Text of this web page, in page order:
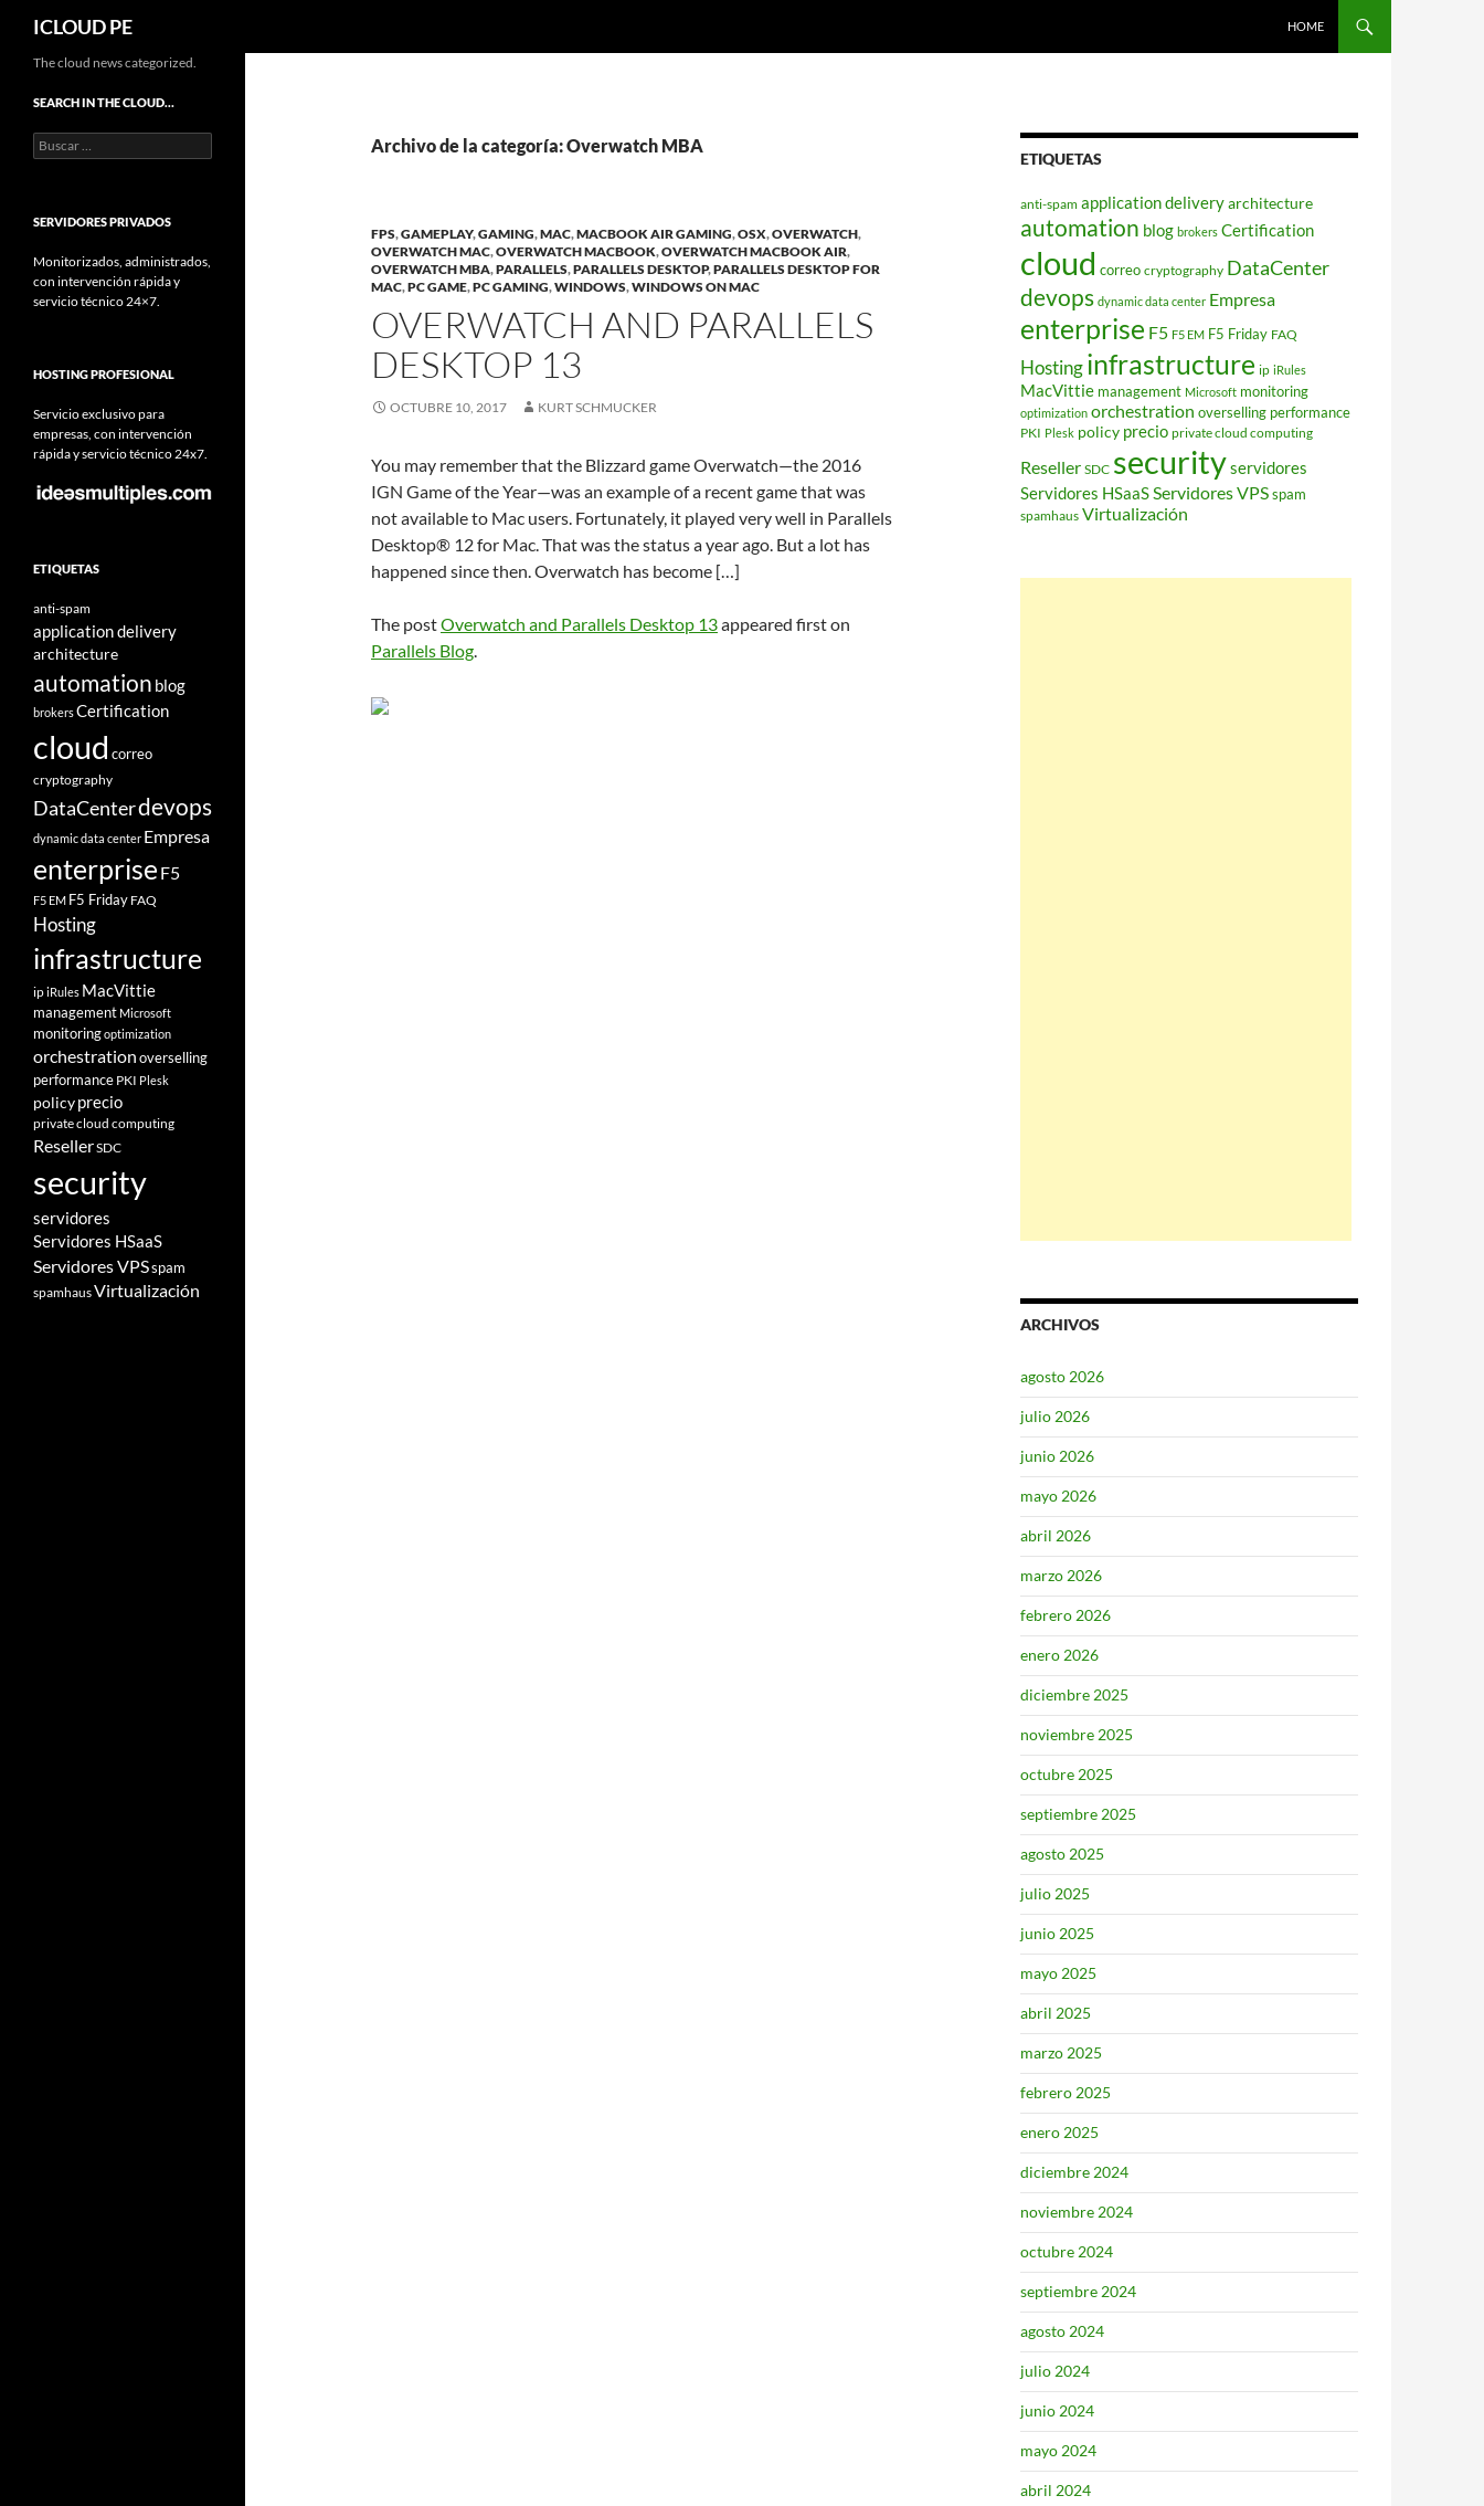
Saltar
contenido
ICLOUD PE HOME
Archivo de la categoría: Overwatch MBA
FPS,GAMEPLAY,GAMING,MAC,MACBOOK AIR GAMING,OSX,OVERWATCH,
OVERWATCH MAC,OVERWATCH MACBOOK,OVERWATCH MACBOOK AIR,
OVERWATCH MBA,PARALLELS,PARALLELS DESKTOP,PARALLELS DESKTOP FOR
MAC,PC GAME,PC GAMING,WINDOWS,WINDOWS ON MAC
OVERWATCH AND PARALLELS
DESKTOP 13
OCTUBRE 10, 2017 KURT SCHMUCKER
You may remember that the Blizzard game Overwatch—the 2016
IGN Game of the Year—was an example of a recent game that was
not available to Mac users. Fortunately, it played very well in Parallels
Desktop® 12 for Mac. That was the status a year ago. But a lot has
happened since then. Overwatch has become […]
The postOverwatch and Parallels Desktop 13appeared first on
Parallels Blog.
ETIQUETAS
anti-spam application deliveryarchitecture
automation blog brokers Certification
cloud correo cryptography DataCenter
devops dynamic data center Empresa
enterprise F5 F5 EM F5 Friday FAQ
Hostinginfrastructure ip iRules
MacVittie management Microsoft monitoring
optimization orchestration overselling performance
PKI Plesk policy precio private cloud computing
Reseller SDC securityservidores
Servidores HSaaSServidores VPSspam
spamhaus Virtualización
ARCHIVOS
agosto 2026
julio 2026
junio 2026
mayo 2026
abril 2026
marzo 2026
febrero 2026
enero 2026
diciembre 2025
noviembre 2025
octubre 2025
septiembre 2025
agosto 2025
julio 2025
junio 2025
mayo 2025
abril 2025
marzo 2025
febrero 2025
enero 2025
diciembre 2024
noviembre 2024
octubre 2024
septiembre 2024
agosto 2024
julio 2024
junio 2024
mayo 2024
abril 2024
The cloud news categorized.
SEARCH IN THE CLOUD…
Buscar:
SERVIDORES PRIVADOS
Monitorizados, administrados,
con intervención rápida y
servicio técnico 24×7.
HOSTING PROFESIONAL
Servicio exclusivo para
empresas, con intervención
rápida y servicio técnico 24x7.
ETIQUETAS
anti-spam
application delivery
architecture
automation blog
brokersCertification
cloud correo
cryptography
DataCenterdevops
dynamic data center Empresa
enterprise F5
F5 EM F5 Friday FAQ
Hosting
infrastructure
ipiRules MacVittie
management Microsoft
monitoringoptimization
orchestrationoverselling
performance PKI Plesk
policyprecio
private cloud computing
ResellerSDC
security
servidores
Servidores HSaaS
Servidores VPSspam
spamhausVirtualización